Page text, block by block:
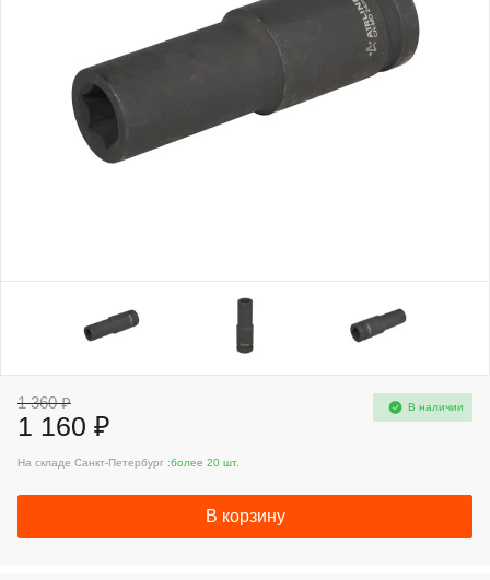
1 360 ₽
1 160 ₽
В наличии
На складе Санкт-Петербург :более 20 шт.
В корзину